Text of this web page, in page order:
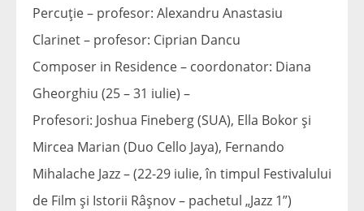
Percuție – profesor: Alexandru Anastasiu
Clarinet – profesor: Ciprian Dancu
Composer in Residence – coordonator: Diana
Gheorghiu (25 – 31 iulie) –
Profesori: Joshua Fineberg (SUA), Ella Bokor și
Mircea Marian (Duo Cello Jaya), Fernando
Mihalache Jazz – (22-29 iulie, în timpul Festivalului
de Film și Istorii Râșnov – pachetul „Jazz 1”)